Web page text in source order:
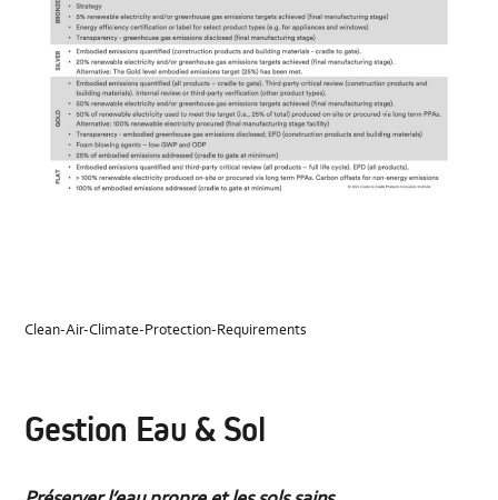
Clean-Air-Climate-Protection-Requirements
Gestion Eau & Sol